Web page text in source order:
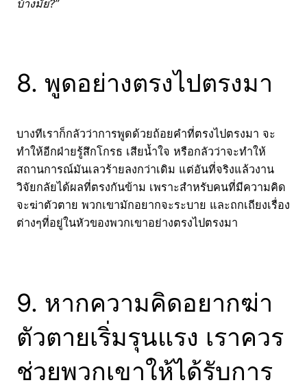
บ้างมั้ย?”
8. พูดอย่างตรงไปตรงมา
บางทีเราก็กลัวว่าการพูดด้วยถ้อยคำที่ตรงไปตรงมา จะ
ทำให้อีกฝ่ายรู้สึกโกรธ เสียน้ำใจ หรือกลัวว่าจะทำให้
สถานการณ์มันเลวร้ายลงกว่าเดิม แต่อันที่จริงแล้วงาน
วิจัยกลัยได้ผลที่ตรงกันข้าม เพราะสำหรับคนที่มีความคิด
จะฆ่าตัวตาย พวกเขามักอยากจะระบาย และถกเถียงเรื่อง
ต่างๆที่อยู่ในหัวของพวกเขาอย่างตรงไปตรงมา
9. หากความคิดอยากฆ่า
ตัวตายเริ่มรุนแรง เราควร
ช่วยพวกเขาให้ได้รับการ